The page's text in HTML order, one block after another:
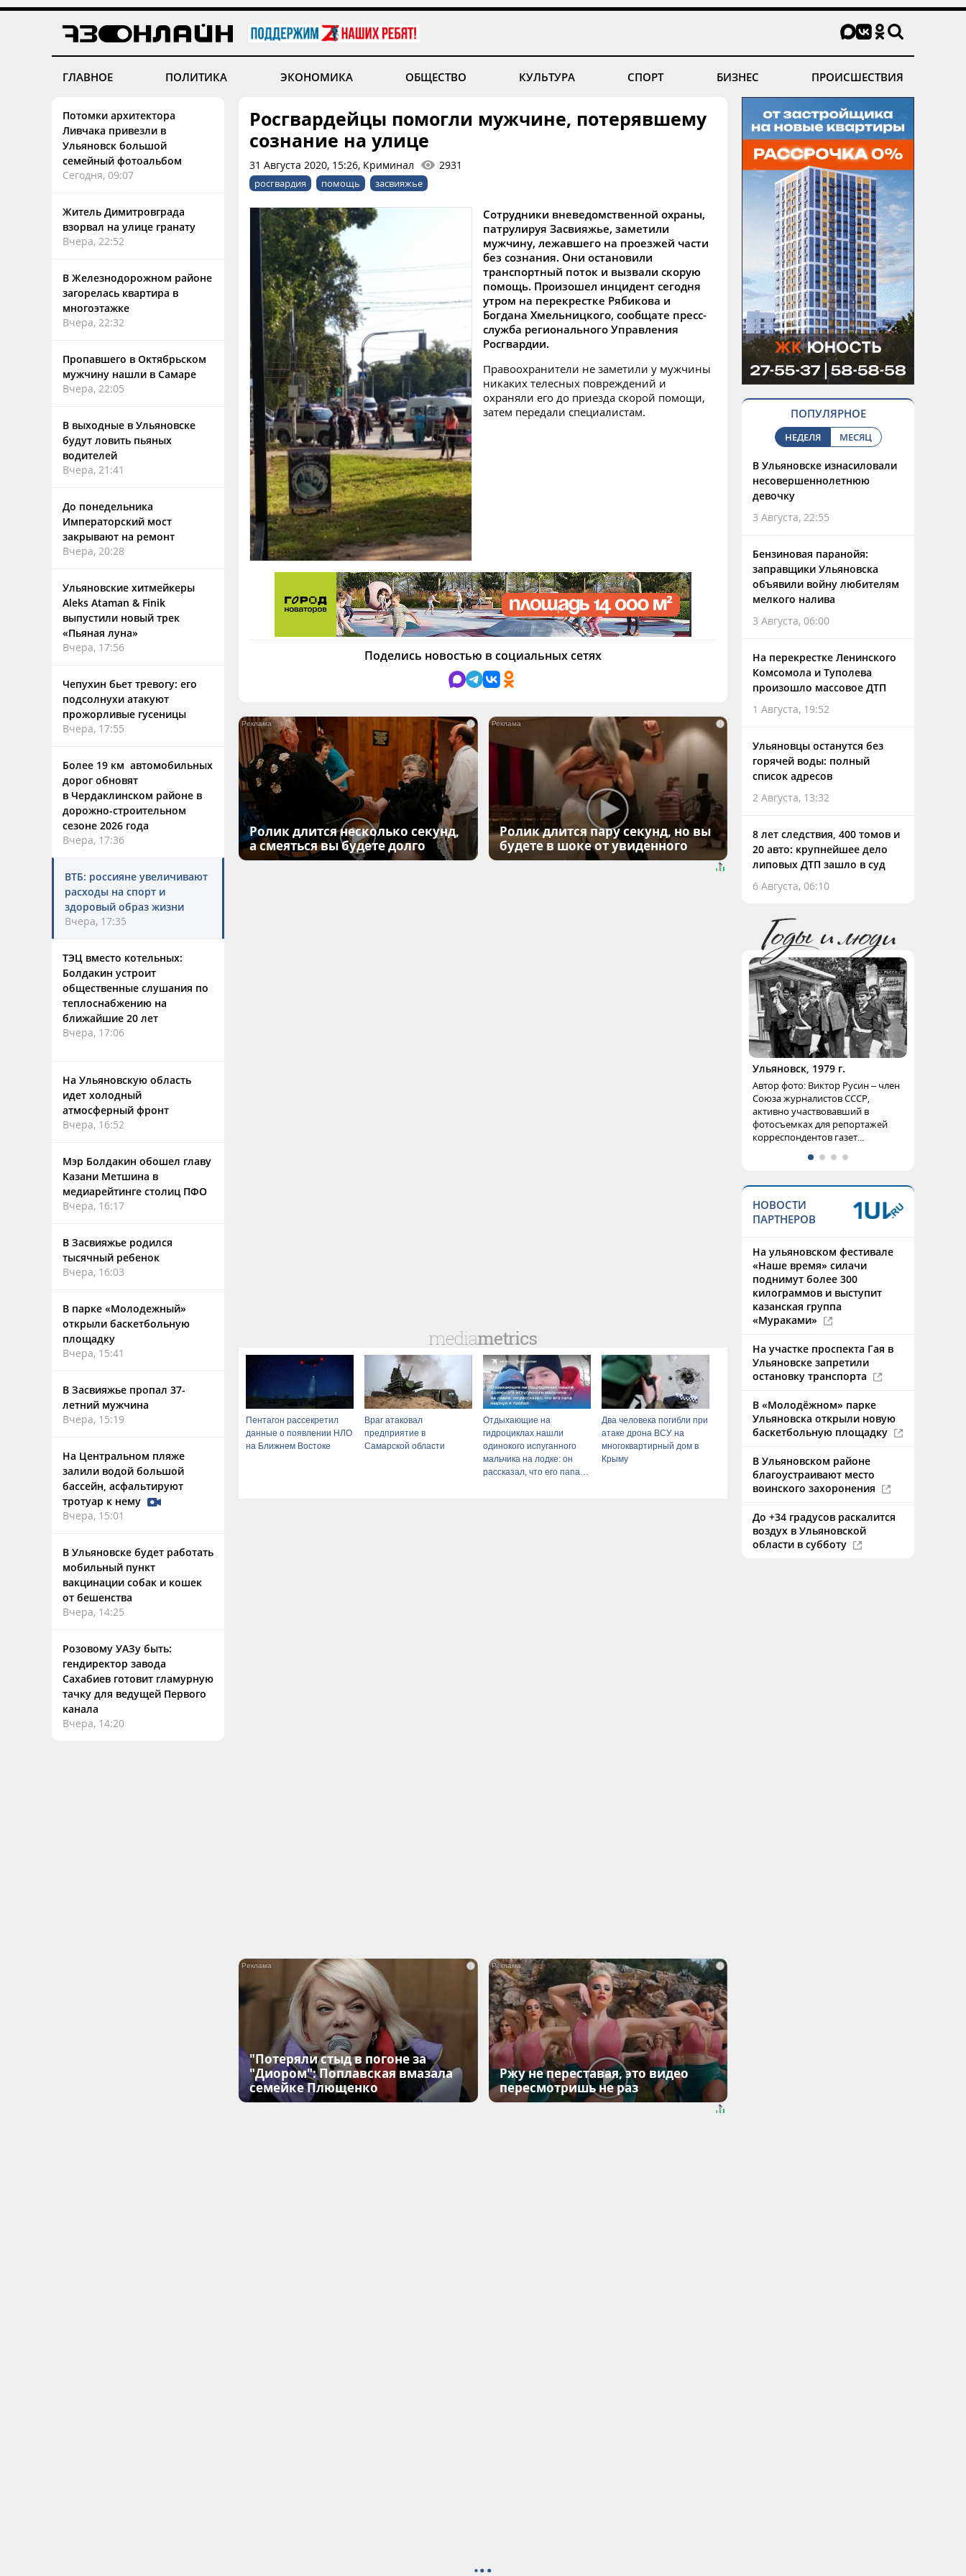
ГЛАВНОЕ ПОЛИТИКА ЭКОНОМИКА ОБЩЕСТВО КУЛЬТУРА СПОРТ БИЗНЕС ПРОИСШЕСТВИЯ
Потомки архитектора
Ливчака привезли в
Ульяновск большой
семейный фотоальбом
Сегодня, 09:07
Житель Димитровграда
взорвал на улице гранату
Вчера, 22:52
В Железнодорожном районе
загорелась квартира в
многоэтажке
Вчера, 22:32
Пропавшего в Октябрьском
мужчину нашли в Самаре
Вчера, 22:05
В выходные в Ульяновске
будут ловить пьяных
водителей
Вчера, 21:41
До понедельника
Императорский мост
закрывают на ремонт
Вчера, 20:28
Ульяновские хитмейкеры
Aleks Ataman & Finik
выпустили новый трек
«Пьяная луна»
Вчера, 17:56
Чепухин бьет тревогу: его
подсолнухи атакуют
прожорливые гусеницы
Вчера, 17:55
Более 19 км автомобильных
дорог обновят
в Чердаклинском районе в
дорожно-строительном
сезоне 2026 года
Вчера, 17:36
ВТБ: россияне увеличивают
расходы на спорт и
здоровый образ жизни
Вчера, 17:35
ТЭЦ вместо котельных:
Болдакин устроит
общественные слушания по
теплоснабжению на
ближайшие 20 лет
Вчера, 17:06
На Ульяновскую область
идет холодный
атмосферный фронт
Вчера, 16:52
Мэр Болдакин обошел главу
Казани Метшина в
медиарейтинге столиц ПФО
Вчера, 16:17
В Засвияжье родился
тысячный ребенок
Вчера, 16:03
В парке «Молодежный»
открыли баскетбольную
площадку
Вчера, 15:41
В Засвияжье пропал 37-
летний мужчина
Вчера, 15:19
На Центральном пляже
залили водой большой
бассейн, асфальтируют
тротуар к нему
Вчера, 15:01
В Ульяновске будет работать
мобильный пункт
вакцинации собак и кошек
от бешенства
Вчера, 14:25
Розовому УАЗу быть:
гендиректор завода
Сахабиев готовит гламурную
тачку для ведущей Первого
канала
Вчера, 14:20
Росгвардейцы помогли мужчине, потерявшему
сознание на улице
31 Августа 2020, 15:26, Криминал 2931
росгвардия помощь засвияжье
Сотрудники вневедомственной охраны,
патрулируя Засвияжье, заметили
мужчину, лежавшего на проезжей части
без сознания. Они остановили
транспортный поток и вызвали скорую
помощь. Произошел инцидент сегодня
утром на перекрестке Рябикова и
Богдана Хмельницкого, сообщате пресс-
служба регионального Управления
Росгвардии.
Правоохранители не заметили у мужчины
никаких телесных повреждений и
охраняли его до приезда скорой помощи,
затем передали специалистам.
Поделись новостью в социальных сетях
i
Ролик длится несколько секунд,
а смеяться вы будете долго
i
Ролик длится пару секунд, но вы
будете в шоке от увиденного
Пентагон рассекретил
данные о появлении НЛО
на Ближнем Востоке
Враг атаковал
предприятие в
Самарской области
Отдыхающие на
гидроциклах нашли
одинокого испуганного
мальчика на лодке: он
рассказал, что его папа
Два человека погибли при
атаке дрона ВСУ на
многоквартирный дом в
Крыму
i
"Потеряли стыд в погоне за
"Диором": Поплавская вмазала
семейке Плющенко
i
Ржу не переставая, это видео
пересмотришь не раз
ПОПУЛЯРНОЕ
НЕДЕЛЯ МЕСЯЦ
В Ульяновске изнасиловали
несовершеннолетнюю
девочку
3 Августа, 22:55
Бензиновая паранойя:
заправщики Ульяновска
объявили войну любителям
мелкого налива
3 Августа, 06:00
На перекрестке Ленинского
Комсомола и Туполева
произошло массовое ДТП
1 Августа, 19:52
Ульяновцы останутся без
горячей воды: полный
список адресов
2 Августа, 13:32
8 лет следствия, 400 томов и
20 авто: крупнейшее дело
липовых ДТП зашло в суд
6 Августа, 06:10
Ульяновск, 1979 г.
Автор фото: Виктор Русин – член
Союза журналистов СССР,
активно участвовавший в
фотосъемках для репортажей
корреспондентов газет...
НОВОСТИ
ПАРТНЕРОВ
На ульяновском фестивале
«Наше время» силачи
поднимут более 300
килограммов и выступит
казанская группа
«Мураками»
На участке проспекта Гая в
Ульяновске запретили
остановку транспорта
В «Молодёжном» парке
Ульяновска открыли новую
баскетбольную площадку
В Ульяновском районе
благоустраивают место
воинского захоронения
До +34 градусов раскалится
воздух в Ульяновской
области в субботу